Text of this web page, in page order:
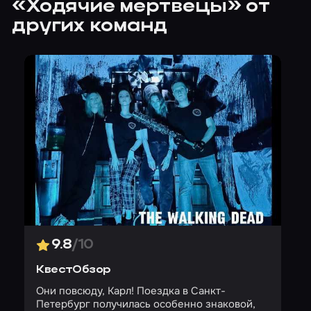
«Ходячие мертвецы» от
других команд
9.8/10
КвестОбзор
Они повсюду, Карл! Поездка в Санкт-
Петербург получилась особенно знаковой,